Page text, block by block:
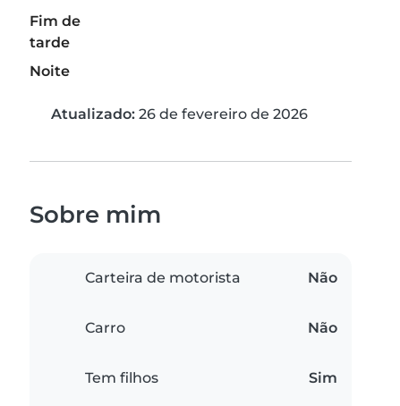
Fim de
tarde
Noite
Atualizado: 26 de fevereiro de 2026
Sobre mim
Carteira de motorista Não
Carro Não
Tem filhos Sim